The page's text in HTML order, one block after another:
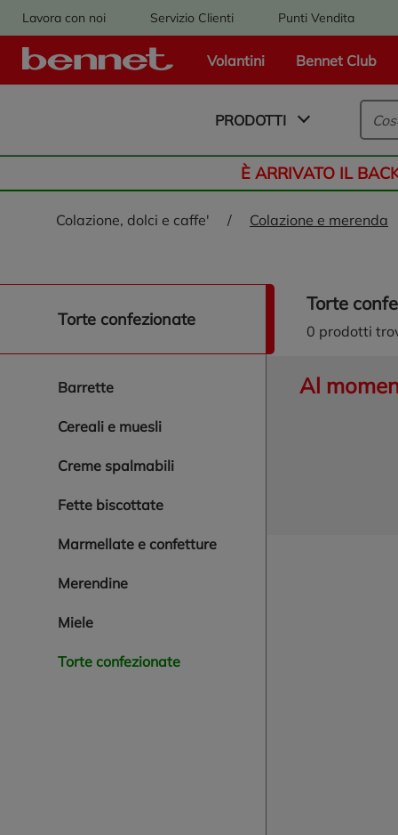
Lavora con noi Servizio Clienti Punti Vendita
Volantini Bennet Club
Logo Bennet - Torna alla homepage
PRODOTTI
È ARRIVATO IL
colazione, dolci e caffe' / colazione e merenda
naviga/filtra torte confezionate
torte confezionate
barrette
cereali e muesli
creme spalmabili
fette biscottate
marmellate e confetture
merendine
miele
torte confezionate
torte
0 prodotti
Al